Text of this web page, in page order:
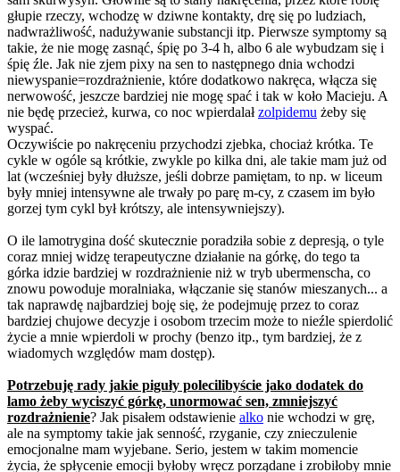
głupie rzeczy, wchodzę w dziwne kontakty, drę się po ludziach,
nadwrażliwość, nadużywanie substancji itp. Pierwsze symptomy są
takie, że nie mogę zasnąć, śpię po 3-4 h, albo 6 ale wybudzam się i
śpię źle. Jak nie zjem pixy na sen to następnego dnia wchodzi
niewyspanie=rozdrażnienie, które dodatkowo nakręca, włącza się
nerwowość, jeszcze bardziej nie mogę spać i tak w koło Macieju. A
nie będę przecież, kurwa, co noc wpierdalałzolpidemu żeby się
wyspać.
Oczywiście po nakręceniu przychodzi zjebka, chociaż krótka. Te
cykle w ogóle są krótkie, zwykle po kilka dni, ale takie mam już od
lat (wcześniej były dłuższe, jeśli dobrze pamiętam, to np. w liceum
były mniej intensywne ale trwały po parę m-cy, z czasem im było
gorzej tym cykl był krótszy, ale intensywniejszy).
O ile lamotrygina dość skutecznie poradziła sobie z depresją, o tyle
coraz mniej widzę terapeutyczne działanie na górkę, do tego ta
górka idzie bardziej w rozdrażnienie niż w tryb ubermenscha, co
znowu powoduje moralniaka, włączanie się stanów mieszanych... a
tak naprawdę najbardziej boję się, że podejmuję przez to coraz
bardziej chujowe decyzje i osobom trzecim może to nieźle spierdolić
życie a mnie wpierdoli w prochy (benzo itp., tym bardziej, że z
wiadomych względów mam dostęp).
Potrzebuję rady jakie piguły polecilibyście jako dodatek do
lamo żeby wyciszyć górkę, unormować sen, zmniejszyć
rozdrażnienie? Jak pisałem odstawienie alko nie wchodzi w grę,
ale na symptomy takie jak senność, rzyganie, czy znieczulenie
emocjonalne mam wyjebane. Serio, jestem w takim momencie
życia, że spłycenie emocji byłoby wręcz porządane i zrobiłoby mnie